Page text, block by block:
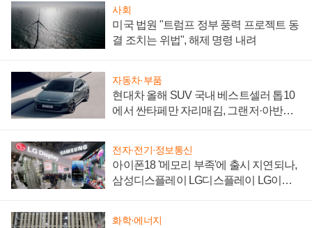
사회
미국 법원 "트럼프 정부 풍력 프로젝트 동
결 조치는 위법", 해제 명령 내려
자동차·부품
현대차 올해 SUV 국내 베스트셀러 톱10
에서 싼타페만 자리매김, 그랜저·아반떼
전자·전기·정보통신
아이폰18 '메모리 부족'에 출시 지연되나,
삼성디스플레이 LG디스플레이 LG이노
화학·에너지